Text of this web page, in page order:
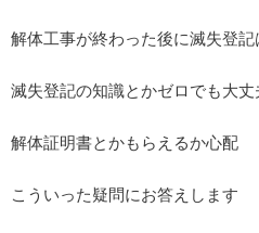
解体工事が終わった後に滅失登
滅失登記の知識とかゼロでも大丈
解体証明書とかもらえるか心配
こういった疑問にお答えします